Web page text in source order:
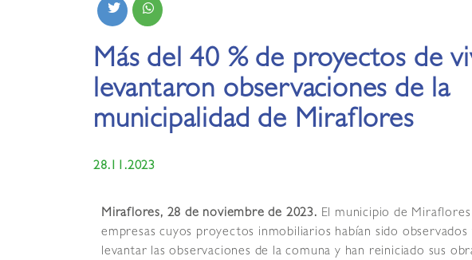
Más del 40 % de proyectos de
levantaron observaciones de la
municipalidad de Miraflores
28.11.2023
Miraflores, 28 de noviembre de 2023. El municipio de
empresas cuyos proyectos inmobiliarios habían sido
levantar las observaciones de la comuna y han reiniciado sus